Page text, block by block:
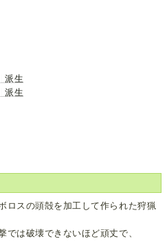
派生
派生
ロスの頭殻を加工して作られた狩猟
では破壊できないほど頑丈で、